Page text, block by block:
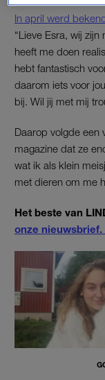
In april werd
“Lieve Esra, wij
heeft me doen
hebt fantastisch
daarom iets voor
bij. Wil jij met mij
Daarop volgde een
magazine dat ze
wat ik als klein
met dieren om me
Het beste van
onze nieuwsbrief.